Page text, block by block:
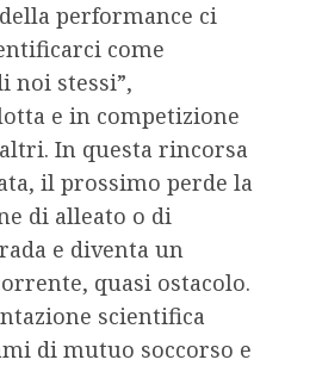
performance ci
come
noi stessi”,
e in competizione
In questa rincorsa
il prossimo perde la
di alleato o di
e diventa un
quasi ostacolo.
scientifica
di mutuo soccorso e